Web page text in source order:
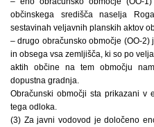
občinskega središča naselja
sestavinah veljavnih planskih aktov
– drugo obračunsko območje (OO-
in obsega vsa zemljišča, ki so po
aktih občine na tem območju
dopustna gradnja.
Obračunski območji sta prikazani v
tega odloka.
(3) Za javni vodovod je določeno